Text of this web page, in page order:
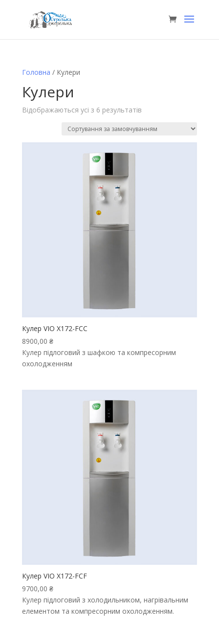
Головна / Кулери
Кулери
Відображаються усі з 6 результатів
Кулер VIO X172-FCC
8900,00 ₴
Кулер підлоговий з шафкою та компресорним
охолодженням
Кулер VIO X172-FCF
9700,00 ₴
Кулер підлоговий з холодильником, нагрівальним
елементом та компресорним охолодженням.